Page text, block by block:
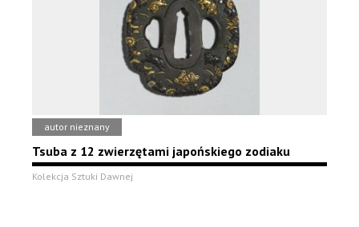
autor nieznany
Tsuba z 12 zwierzętami japońskiego zodiaku
Kolekcja Sztuki Dawnej